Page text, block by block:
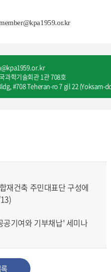
@kpa1959.or.kr
과학기술회관 1관 708호
#708 Teheran-ro 7 gil 22 (Yoksam-
재건축 주민대표단 구성에
기여와 기부채납' 세미나